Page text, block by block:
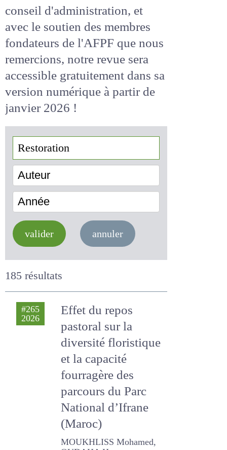
Suite à la décision de notre
conseil d'administration, et
avec le soutien des membres
fondateurs de l'AFPF que nous
remercions, notre revue sera
accessiblegratuitementdans
sa version numérique
de janvier 2026 !
Auteur
valider annuler
185 résultats
#265
Effet du repos
pastoral sur la
diversité floristique
et la capacité
fourragère des
parcours du Parc
National d’Ifrane
(Maroc)